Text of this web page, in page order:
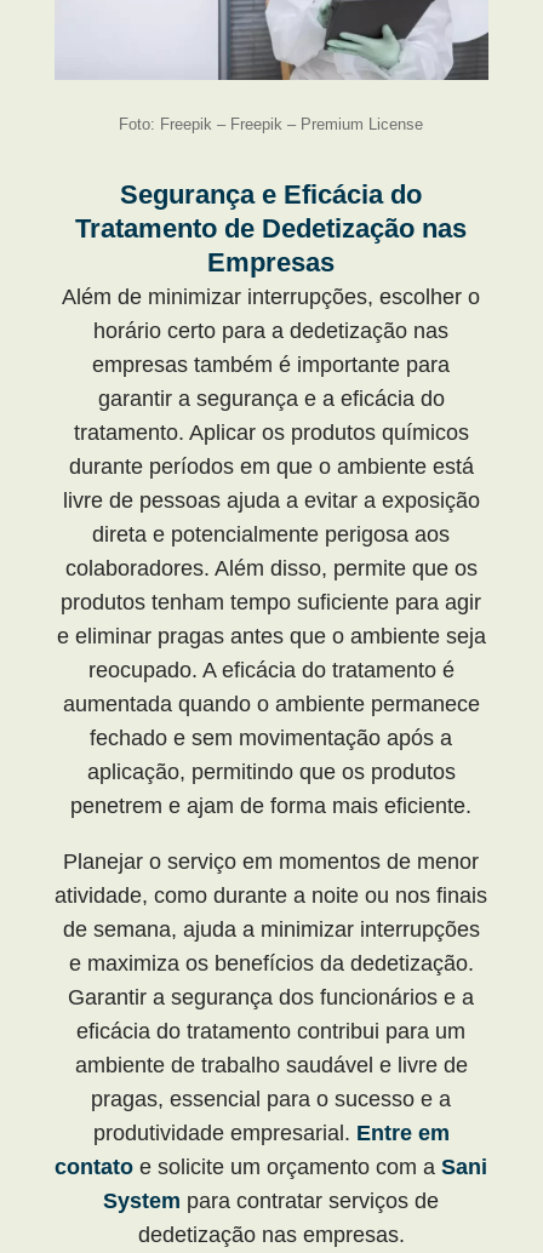
Foto: Freepik – Freepik – Premium License
Segurança e Eficácia do
Tratamento de Dedetização nas
Empresas
Além de minimizar interrupções, escolher o
horário certo para a dedetização nas
empresas também é importante para
garantir a segurança e a eficácia do
tratamento. Aplicar os produtos químicos
durante períodos em que o ambiente está
livre de pessoas ajuda a evitar a exposição
direta e potencialmente perigosa aos
colaboradores. Além disso, permite que os
produtos tenham tempo suficiente para agir
e eliminar pragas antes que o ambiente seja
reocupado. A eficácia do tratamento é
aumentada quando o ambiente permanece
fechado e sem movimentação após a
aplicação, permitindo que os produtos
penetrem e ajam de forma mais eficiente.
Planejar o serviço em momentos de menor
atividade, como durante a noite ou nos finais
de semana, ajuda a minimizar interrupções
e maximiza os benefícios da dedetização.
Garantir a segurança dos funcionários e a
eficácia do tratamento contribui para um
ambiente de trabalho saudável e livre de
pragas, essencial para o sucesso e a
produtividade empresarial. Entre em
contato e solicite um orçamento com aSani
System para contratar serviços de
dedetização nas empresas.